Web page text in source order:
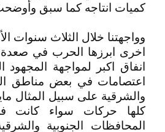
كميات انتاجه كما سبق
وواجهتنا خلال الثلاث سنوات
اخرى ابرزها الحرب في
انفاق اكبر لمواجهة
اعتصامات في بعض مناطق
والشرقية على سبيل المثال
كلها حركات سواء
المحافظات الجنوبية